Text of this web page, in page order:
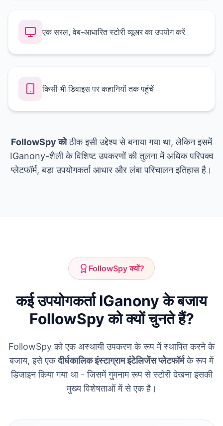
एक सरल, वेब-आधारित स्टोरी व्यूअर का उपयोग करें
किसी भी डिवाइस पर कहानियों तक पहुंचें
FollowSpy कोठीक इसी उद्देश्य से बनाया गया था, लेकिन इसमें
IGanony-शैली के विशिष्ट उपकरणों की तुलना में अधिक परिपक्व
प्लेटफॉर्म, बड़ा उपयोगकर्ता आधार और लंबा परिचालन इतिहास है।
FollowSpy क्यों?
कई उपयोगकर्ता IGanony के बजाय
FollowSpy को क्यों चुनते हैं?
FollowSpy को एक अस्थायी उपकरण के रूप में स्थापित करने के
बजाय, इसे एकदीर्घकालिक इंस्टाग्राम इंटेलिजेंस प्लेटफॉर्मके रूप में
डिजाइन किया गया था - जिसमें गुमनाम रूप से स्टोरी देखना इसकी
मुख्य विशेषताओं में से एक है।